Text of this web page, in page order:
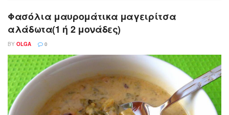
Φασόλια μαυρομάτικα μαγειρίτσα
αλάδωτα(1 ή 2 μονάδες)
BY OLGA 0